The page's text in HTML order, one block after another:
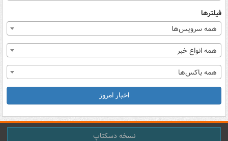
فیلترها
همه سرویس‌ها
همه انواع خبر
همه باکس‌ها
اخبار امروز
نسخه دسکتاپ